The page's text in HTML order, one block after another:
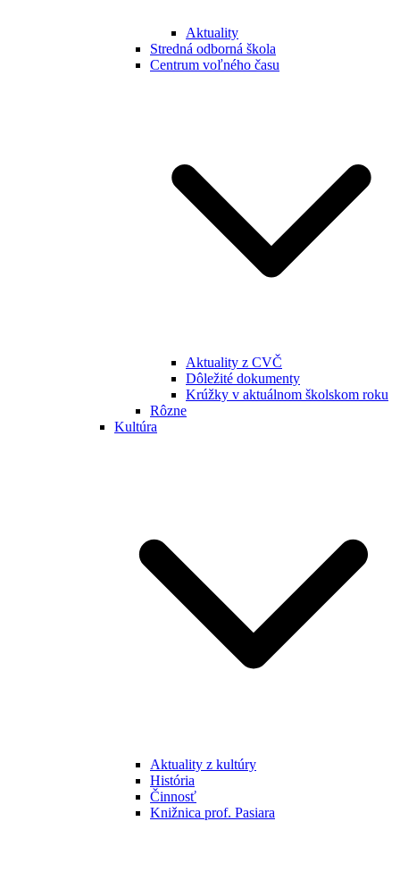
Aktuality
Stredná odborná škola
Centrum voľného času
Aktuality z CVČ
Dôležité dokumenty
Krúžky v aktuálnom školskom roku
Rôzne
Kultúra
Aktuality z kultúry
História
Činnosť
Knižnica prof. Pasiara